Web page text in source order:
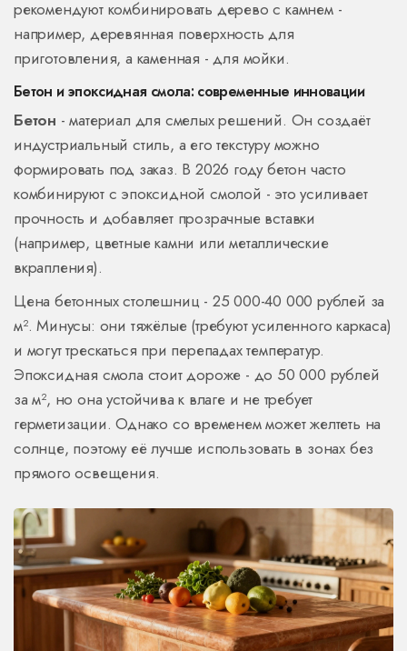
рекомендуют комбинировать дерево с камнем -
например, деревянная поверхность для
приготовления, а каменная - для мойки.
Бетон и эпоксидная смола: современные инновации
Бетон - материал для смелых решений. Он создаёт
индустриальный стиль, а его текстуру можно
формировать под заказ. В 2026 году бетон часто
комбинируют с эпоксидной смолой - это усиливает
прочность и добавляет прозрачные вставки
(например, цветные камни или металлические
вкрапления).
Цена бетонных столешниц - 25 000-40 000 рублей за
м². Минусы: они тяжёлые (требуют усиленного каркаса)
и могут трескаться при перепадах температур.
Эпоксидная смола стоит дороже - до 50 000 рублей
за м², но она устойчива к влаге и не требует
герметизации. Однако со временем может желтеть на
солнце, поэтому её лучше использовать в зонах без
прямого освещения.